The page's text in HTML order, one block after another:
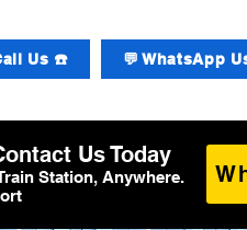
Us ☎️ 💬 WhatsApp
Us Today
Station, Anywhere.